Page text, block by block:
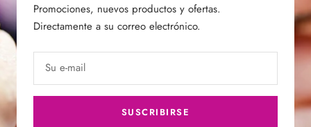
Promociones, nuevos productos y ofertas.
Directamente a su correo electrónico.
Su e-mail
SUSCRIBIRSE